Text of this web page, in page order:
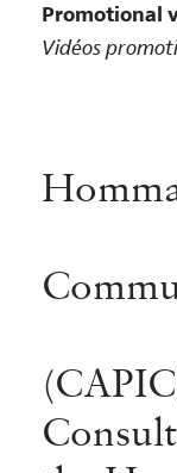
Promotional
Vidéos